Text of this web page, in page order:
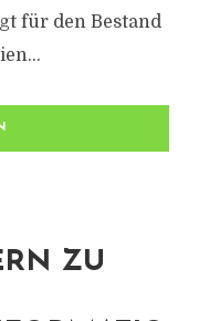
für den Bestand
ZU